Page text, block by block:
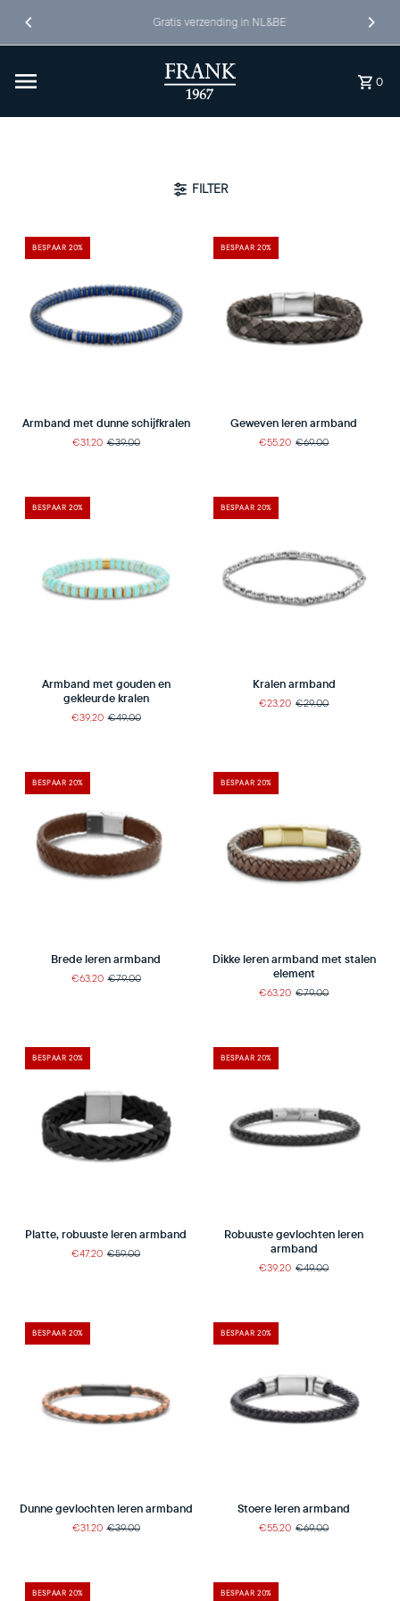
Ga naar inhoud Gratis verzending in NL&BE
0
FILTER
BESPAAR 20%
Armband met dunne schijfkralen
€31,20 €39,00
BESPAAR 20%
Geweven leren armband
€55,20 €69,00
BESPAAR 20%
Armband met gouden en
gekleurde kralen
€39,20 €49,00
BESPAAR 20%
Kralen armband
€23,20 €29,00
BESPAAR 20%
Brede leren armband
€63,20 €79,00
BESPAAR 20%
Dikke leren armband met stalen
element
€63,20 €79,00
BESPAAR 20%
Platte, robuuste leren armband
€47,20 €59,00
BESPAAR 20%
Robuuste gevlochten leren
armband
€39,20 €49,00
BESPAAR 20%
Dunne gevlochten leren armband
€31,20 €39,00
BESPAAR 20%
Stoere leren armband
€55,20 €69,00
BESPAAR 20% BESPAAR 20%